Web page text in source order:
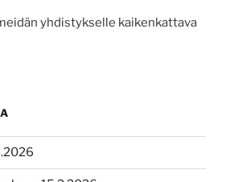
yhdistykselle kaikenkattava